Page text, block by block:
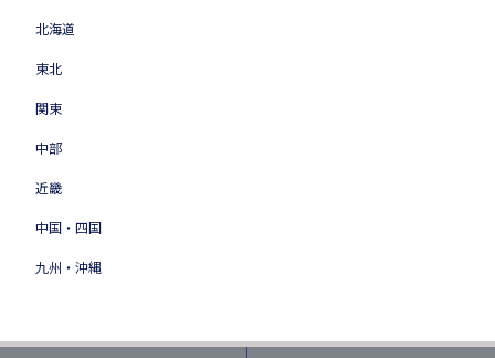
北海道
東北
関東
中部
近畿
中国・四国
九州・沖縄